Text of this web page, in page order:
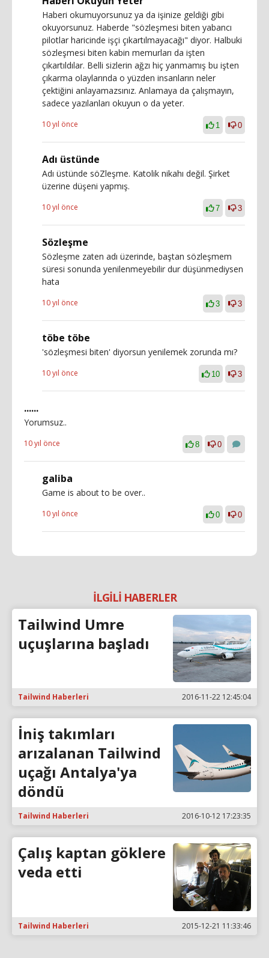
Haberi okumuyorsunuz ya da işinize geldiği gibi
okuyorsunuz. Haberde "sözleşmesi biten yabancı
pilotlar haricinde işçi çıkartılmayacağı" diyor. Halbuki
sözleşmesi biten kabin memurları da işten
çıkartıldılar. Belli sizlerin ağzı hiç yanmamış bu işten
çıkarma olaylarında o yüzden insanların neler
çektiğini anlayamazsınız. Anlamaya da çalışmayın,
sadece yazılanları okuyun o da yeter.
10 yıl önce 1 0
Adı üstünde
Adı üstünde söZleşme. Katolik nikahı değil. Şirket
üzerine düşeni yapmış.
10 yıl önce 7 3
Sözleşme
Sözleşme zaten adı üzerinde, baştan sözleşmem
süresi sonunda yenilenmeyebilir dur düşünmediysen
hata
10 yıl önce 3 3
töbe töbe
'sözleşmesi biten' diyorsun yenilemek zorunda mı?
10 yıl önce 10 3
......
Yorumsuz..
10 yıl önce 8 0
galiba
Game is about to be over..
10 yıl önce 0 0
İLGİLİ HABERLER
Tailwind Umre
uçuşlarına başladı
Tailwind Haberleri 2016-11-22 12:45:04
İniş takımları
arızalanan Tailwind
uçağı Antalya'ya
döndü
Tailwind Haberleri 2016-10-12 17:23:35
Çalış kaptan göklere
veda etti
Tailwind Haberleri 2015-12-21 11:33:46